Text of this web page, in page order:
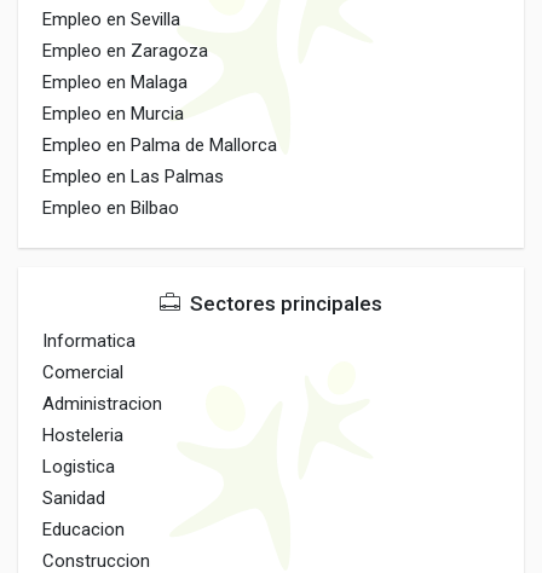
Empleo en Sevilla
Empleo en Zaragoza
Empleo en Malaga
Empleo en Murcia
Empleo en Palma de Mallorca
Empleo en Las Palmas
Empleo en Bilbao
Sectores principales
Informatica
Comercial
Administracion
Hosteleria
Logistica
Sanidad
Educacion
Construccion